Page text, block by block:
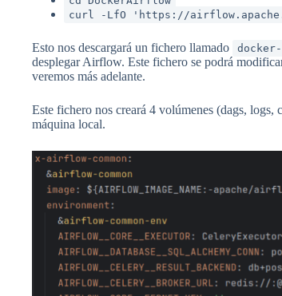
curl -LfO 'https://
Esto nos descargará un fichero llamado docker-
desplegar Airflow. Este fichero se podrá
veremos más adelante.
Este fichero nos creará 4 volúmenes (dags,
máquina local.